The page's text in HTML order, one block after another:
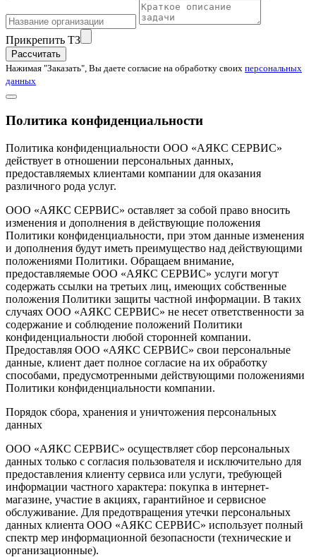
Прикрепить ТЗ
Рассчитать
Нажимая "Заказать", Вы даете согласие на обработку своих персональных
данных
Политика конфиденциальности
Политика конфиденциальности ООО «АЯКС СЕРВИС»
действует в отношении персональных данных,
предоставляемых клиентами компании для оказания
различного рода услуг.
ООО «АЯКС СЕРВИС» оставляет за собой право вносить
изменения и дополнения в действующие положения
Политики конфиденциальности, при этом данные изменения
и дополнения будут иметь преимущество над действующими
положениями Политики. Обращаем внимание,
предоставляемые ООО «АЯКС СЕРВИС» услуги могут
содержать ссылки на третьих лиц, имеющих собственные
положения Политики защиты частной информации. В таких
случаях ООО «АЯКС СЕРВИС» не несет ответственности за
содержание и соблюдение положений Политики
конфиденциальности любой сторонней компании.
Предоставляя ООО «АЯКС СЕРВИС» свои персональные
данные, клиент дает полное согласие на их обработку
способами, предусмотренными действующими положениями
Политики конфиденциальности компании.
Порядок сбора, хранения и уничтожения персональных
данных
ООО «АЯКС СЕРВИС» осуществляет сбор персональных
данных только с согласия пользователя и исключительно для
предоставления клиенту сервиса или услуги, требующей
информации частного характера: покупка в интернет-
магазине, участие в акциях, гарантийное и сервисное
обслуживание. Для предотвращения утечки персональных
данных клиента ООО «АЯКС СЕРВИС» использует полный
спектр мер информационной безопасности (технические и
организационные).